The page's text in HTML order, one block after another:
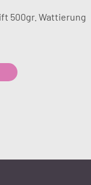
500gr. Wattierung